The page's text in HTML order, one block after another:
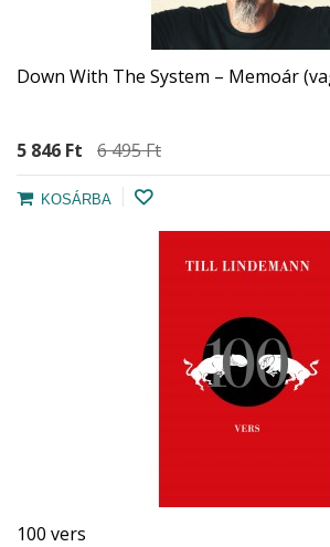
Down With The System – Memoár
5 846 Ft‎ 6 495 Ft‎
KOSÁRBA
100 vers